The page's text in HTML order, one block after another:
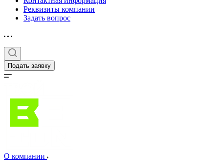
Реквизиты компании
Задать вопрос
Подать заявку
О компании